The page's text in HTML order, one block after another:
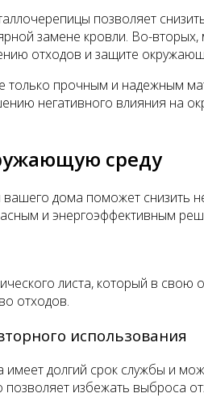
позволяет
замене кровли. Во-
отходов и защите
только прочным и надежным
негативного влияния на
среду
дома поможет снизить
и энергоэффективным
листа, который в
отходов.
использования
долгий срок службы и
позволяет избежать выброса